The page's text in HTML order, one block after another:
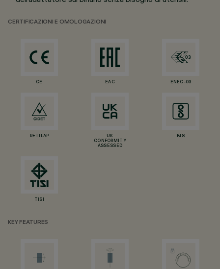
CERTIFICAZIONI E OMOLOGAZIONI
CE EAC ENEC-03
RETILAP
UK
CONFORMITY
ASSESSED
BIS
TISI
KEY FEATURES